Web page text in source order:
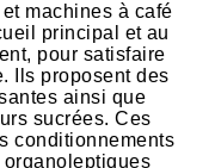
machines à café
principal et au
pour satisfaire
Ils proposent des
ainsi que
sucrées. Ces
conditionnements